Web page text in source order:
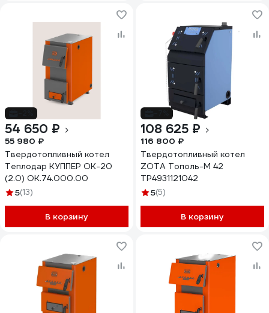
54 650 ₽
55 980 ₽
Твердотопливный котел
Теплодар КУППЕР ОК-20
(2.0) ОК.74.000.00
5(13)
В корзину
108 625 ₽
116 800 ₽
Твердотопливный котел
ZOTA Тополь-М 42
TP4931121042
5(5)
В корзину